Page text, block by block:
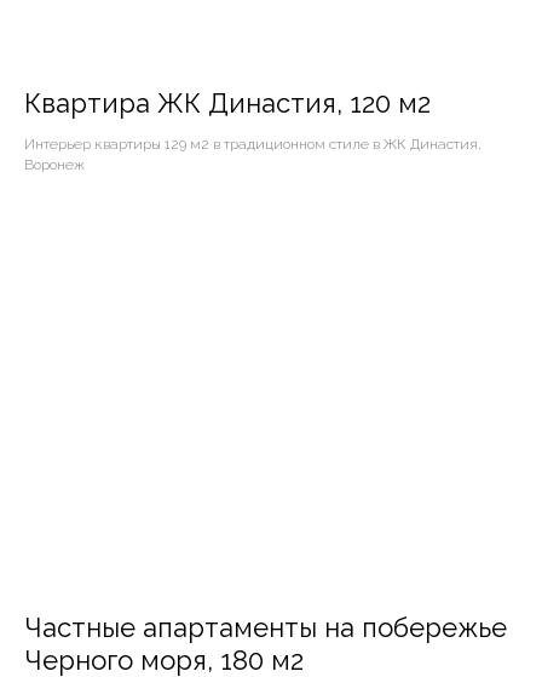
Квартира ЖК Династия, 120 м2
Интерьер квартиры 129 м2 в традиционном стиле в ЖК Династия,
Воронеж
Частные апартаменты на побережье
Черного моря, 180 м2